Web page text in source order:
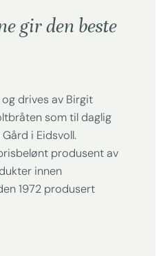
gir den beste
drives av Birgit
som til daglig
i Eidsvoll.
produsent av
innen
1972 produsert